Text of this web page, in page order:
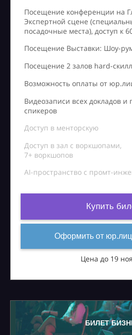
Посещение конференции на
Экспертной сцене
посадочные места), доступ к
Посещение Выставки: Шоу-
Посещение 2 залов hard-
Возможность оплаты от
Видеозаписи всех докладов и
спикеров
Доступ в менторскую
Доступ в зал с воркшопами,
7+ воркшопов
AI-пространство с промт-
Купить
Оформить от
Цена до 19
БИЛЕТ